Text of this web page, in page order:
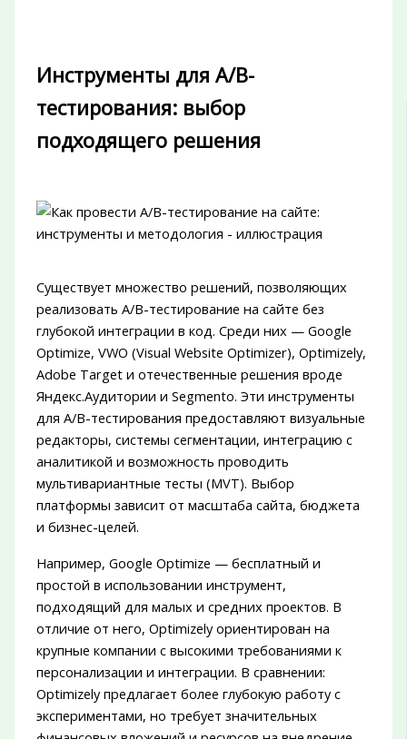
Инструменты для A/B-
тестирования: выбор
подходящего решения
Существует множество решений, позволяющих
реализовать A/B-тестирование на сайте без
глубокой интеграции в код. Среди них — Google
Optimize, VWO (Visual Website Optimizer), Optimizely,
Adobe Target и отечественные решения вроде
Яндекс.Аудитории и Segmento. Эти инструменты
для A/B-тестирования предоставляют визуальные
редакторы, системы сегментации, интеграцию с
аналитикой и возможность проводить
мультивариантные тесты (MVT). Выбор
платформы зависит от масштаба сайта, бюджета
и бизнес-целей.
Например, Google Optimize — бесплатный и
простой в использовании инструмент,
подходящий для малых и средних проектов. В
отличие от него, Optimizely ориентирован на
крупные компании с высокими требованиями к
персонализации и интеграции. В сравнении:
Optimizely предлагает более глубокую работу с
экспериментами, но требует значительных